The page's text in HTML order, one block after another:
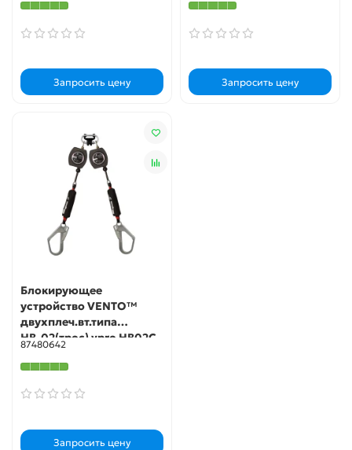
Запросить цену Запросить цену
Блокирующее
устройство VENTO™
двухплеч.вт.типа
НВ-02(трос) vpro HB02C
duo 0051
87480642
Запросить цену